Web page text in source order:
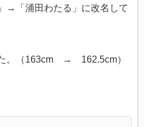
→「浦田わたる」に改名して
。（163cm → 162.5cm）